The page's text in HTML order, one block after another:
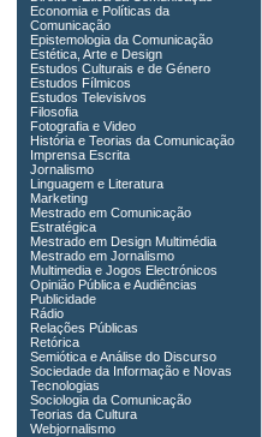
Economia e Políticas da
Comunicação
Epistemologia da Comunicação
Estética, Arte e Design
Estudos Culturais e de Género
Estudos Fílmicos
Estudos Televisivos
Filosofia
Fotografia e Video
História e Teorias da Comunicação
Imprensa Escrita
Jornalismo
Linguagem e Literatura
Marketing
Mestrado em Comunicação
Estratégica
Mestrado em Design Multimédia
Mestrado em Jornalismo
Multimedia e Jogos Electrónicos
Opinião Pública e Audiências
Publicidade
Rádio
Relações Públicas
Retórica
Semiótica e Análise do Discurso
Sociedade da Informação e Novas
Tecnologias
Sociologia da Comunicação
Teorias da Cultura
Webjornalismo